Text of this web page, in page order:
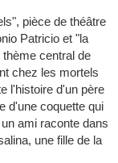
pièce de théâtre
Patricio et "la
central de
chez les mortels
l'histoire d'un père
d'une coquette qui
ami raconte dans
une fille de la